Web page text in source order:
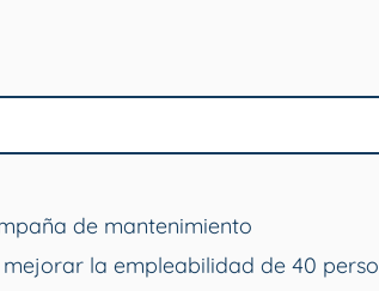
de mantenimiento
la empleabilidad de 40